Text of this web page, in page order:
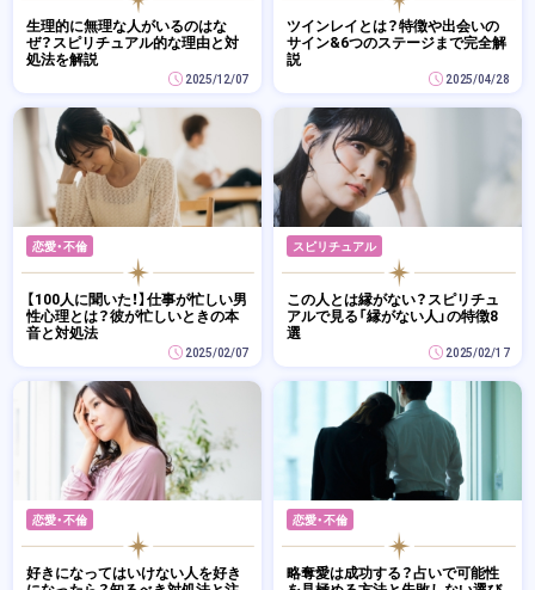
生理的に無理な人がいるのはな
ぜ？スピリチュアル的な理由と対
処法を解説
2025/12/07
ツインレイとは？特徴や出会いの
サイン&6つのステージまで完全解
説
2025/04/28
恋愛・不倫
【100人に聞いた！】仕事が忙しい男
性心理とは？彼が忙しいときの本
音と対処法
2025/02/07
スピリチュアル
この人とは縁がない？スピリチュ
アルで見る「縁がない人」の特徴8
選
2025/02/17
恋愛・不倫
好きになってはいけない人を好き
恋愛・不倫
略奪愛は成功する？占いで可能性